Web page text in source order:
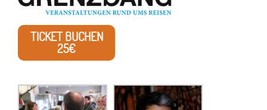
TICKET BUCHEN
25€